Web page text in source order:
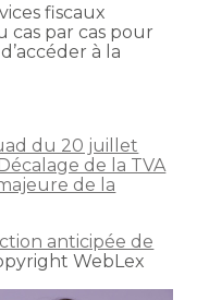
fiscaux
cas par cas pour
à la
du 20 juillet
de la TVA
de la
anticipée de
WebLex